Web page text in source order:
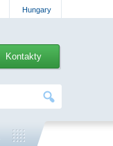
Hungary
Kontakty